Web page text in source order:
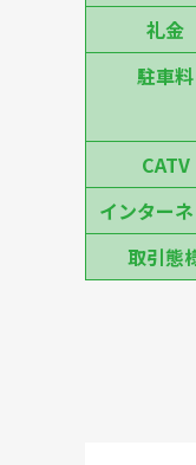
礼金
駐車料
CATV
インター
取引態